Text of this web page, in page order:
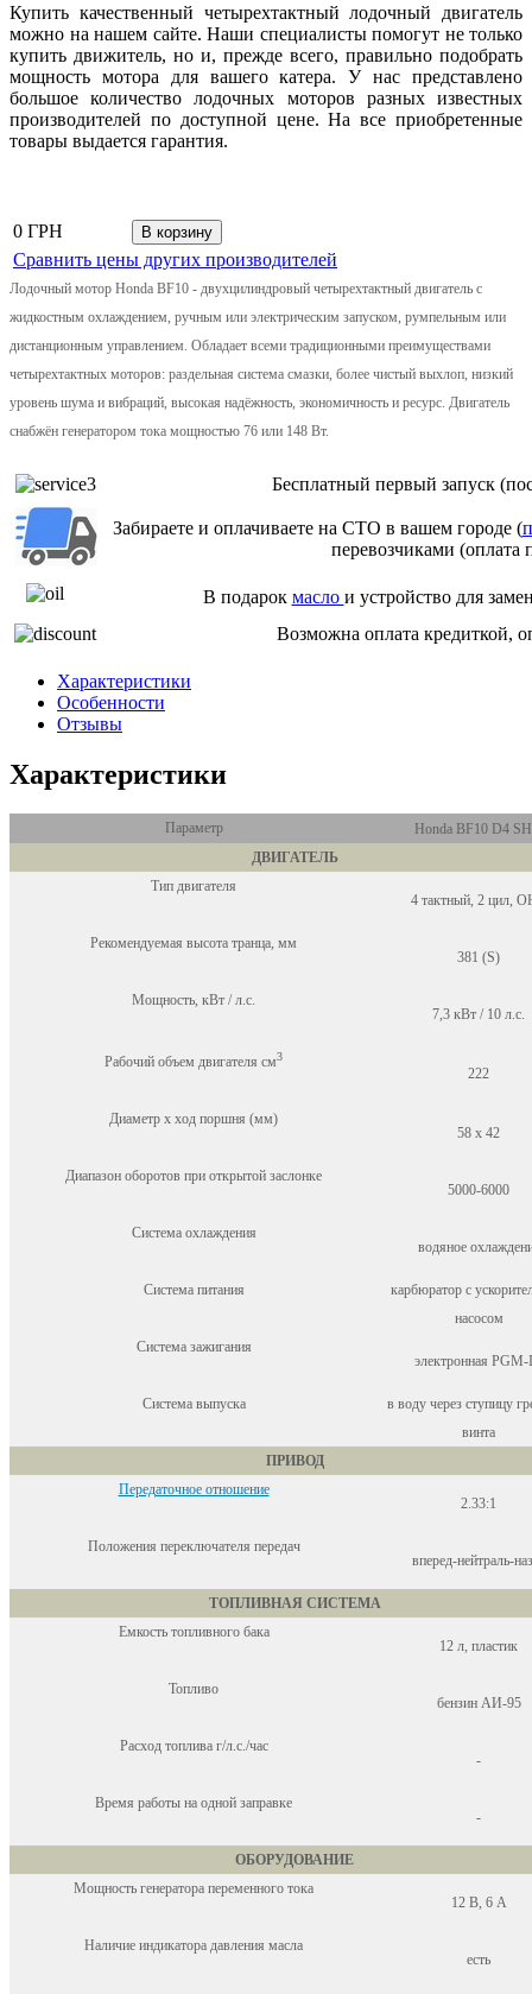
Купить качественный четырехтактный лодочный двигатель
можно на нашем сайте. Наши специалисты помогут не только
купить движитель, но и, прежде всего, правильно подобрать
мощность мотора для вашего катера. У нас представлено
большое количество лодочных моторов разных известных
производителей по доступной цене. На все приобретенные
товары выдается гарантия.
0 ГРН
Сравнить цены других производителей
Лодочный мотор Honda BF10 - двухцилиндровый четырехтактный двигатель с
жидкостным охлаждением, ручным или электрическим запуском, румпельным или
дистанционным управлением. Обладает всеми традиционными преимуществами
четырехтактных моторов: раздельная система смазки, более чистый выхлоп, низкий
уровень шума и вибраций, высокая надёжность, экономичность и ресурс. Двигатель
снабжён генератором тока мощностью 76 или 148 Вт.
Бесплатный первый запуск
Забираете и оплачиваете на СТО в вашем городе (
перевозчиками (оплата
В подарок масло и устройство для
Возможна оплата кредиткой,
Характеристики
Особенности
Отзывы
Характеристики
Параметр
Honda BF10 D4
ДВИГАТЕЛЬ
Тип двигателя
4 тактный, 2 цил,
Рекомендуемая высота транца, мм
381 (S)
Мощность, кВт / л.с.
7,3 кВт / 10 л.с.
Рабочий объем двигателя см3
222
Диаметр x ход поршня (мм)
58 x 42
Диапазон оборотов при открытой заслонке
5000-6000
Система охлаждения
водяное
Система питания
карбюратор с
насосом
Система зажигания
электронная
Система выпуска
в воду через ступицу
винта
ПРИВОД
Передаточное отношение
2.33:1
Положения переключателя передач
вперед-нейтраль-
ТОПЛИВНАЯ СИСТЕМА
Емкость топливного бака
12 л, пластик
Топливо
бензин АИ-95
Расход топлива г/л.с./час
-
Время работы на одной заправке
-
ОБОРУДОВАНИЕ
Мощность генератора переменного тока
12 В, 6 А
Наличие индикатора давления масла
есть